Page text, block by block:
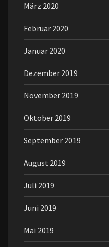
März 2020
Februar 2020
Januar 2020
Dezember 2019
November 2019
Oktober 2019
September 2019
August 2019
Juli 2019
Juni 2019
Mai 2019